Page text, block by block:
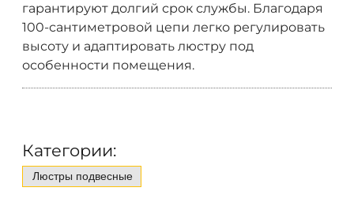
гарантируют долгий срок службы. Благодаря
100-сантиметровой цепи легко регулировать
высоту и адаптировать люстру под
особенности помещения.
Категории:
Люстры подвесные